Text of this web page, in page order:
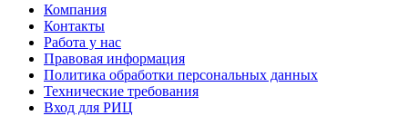
Компания
Контакты
Работа у нас
Правовая информация
Политика обработки персональных данных
Технические требования
Вход для РИЦ